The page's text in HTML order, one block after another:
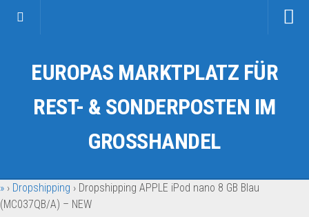
Kategorien
Auto & Motorrad
Fahrzeuge & Transport
Garten & Werkzeug
Geschäft, Büro & Schreibwaren
EUROPAS MARKTPLATZ FÜR
REST- & SONDERPOSTEN IM
GROSSHANDEL
» › Dropshipping › Dropshipping APPLE iPod nano 8 GB Blau
(MC037QB/A) – NEW